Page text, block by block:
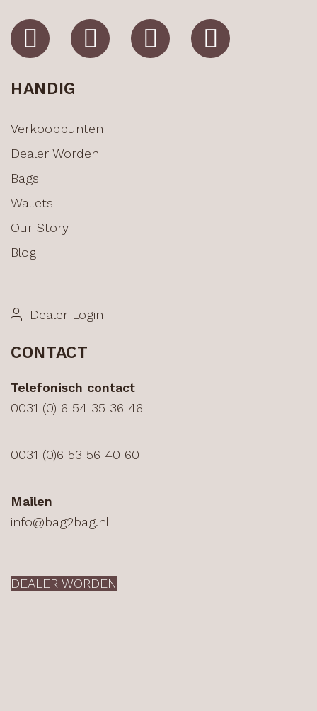
HANDIG
Verkooppunten
Dealer Worden
Bags
Wallets
Our Story
Blog
Dealer Login
CONTACT
Telefonisch contact
0031 (0) 6 54 35 36 46
0031 (0)6 53 56 40 60
Mailen
info@bag2bag.nl
DEALER WORDEN